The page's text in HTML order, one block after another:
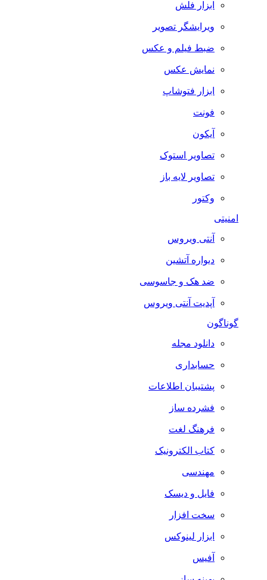
ابزار فلش
ویرایشگر تصویر
ضبط فيلم و عكس
نمایش عکس
ابزار فتوشاپ
فونت
آیکون
تصاویر استوک
تصاویر لایه باز
وکتور
امنیتی
آنتی ویروس
دیواره آتشین
ضد هک و جاسوسی
آپدیت آنتی ویروس
گوناگون
دانلود مجله
حسابداری
پشتیبان اطلاعات
فشرده ساز
فرهنگ لغت
کتاب الکترونیک
مهندسی
فایل و دیسک
سخت افزار
ابزار لینوکس
آفیس